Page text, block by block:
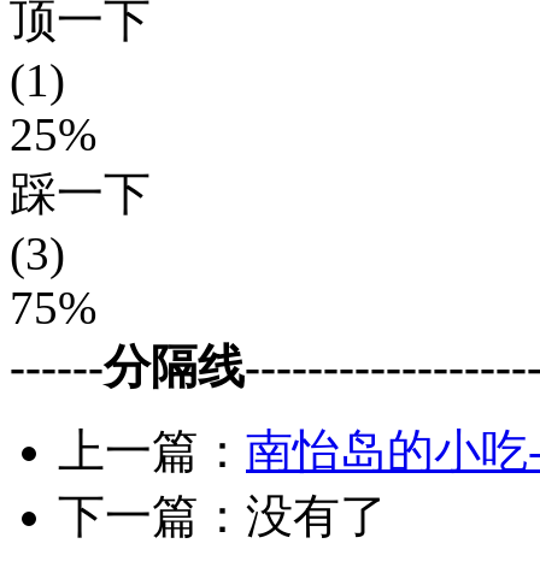
顶一下
(1)
25%
踩一下
(3)
75%
------分隔线
上一篇： 南怡岛的小
下一篇：没有了